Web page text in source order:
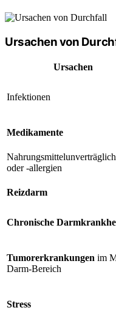
Ursachen von
Ursachen
Infektionen
Medikamente
oder -allergien
Reizdarm
Chronische
Tumorerkrankungen im
Darm-Bereich
Stress